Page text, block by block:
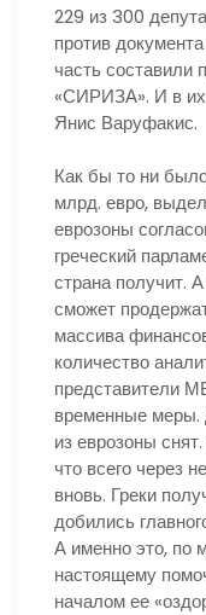
229 из 300
против
часть составили
«СИРИЗА». И в
Янис Варуфакис.
Как бы то ни
млрд. евро,
еврозоны
греческий
страна получит.
сможет
массива
количество
представители
временные меры.
из еврозоны
что всего через
вновь. Греки
добились
А именно это, по
настоящему
началом ее